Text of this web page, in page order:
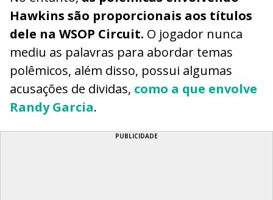
Hawkins são proporcionais aos títulos
dele na WSOP Circuit. O jogador nunca
mediu as palavras para abordar temas
polêmicos, além disso, possui algumas
acusações de dividas, como a que envolve
Randy Garcia.
PUBLICIDADE